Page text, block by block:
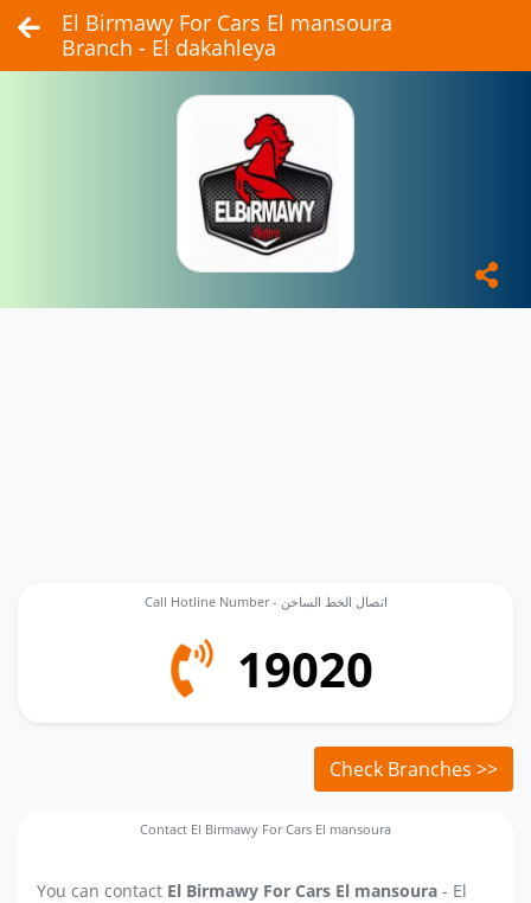
El Birmawy For Cars El mansoura
Branch - El dakahleya
Call Hotline Number - اتصال الخط الساخن
19020
Check Branches >>
Contact El Birmawy For Cars El mansoura
You can contact El Birmawy For Cars El mansoura - El